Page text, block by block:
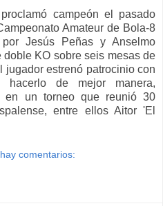
campeón el pasado
Amateur de Bola-8
Jesús Peñas y Anselmo
KO sobre seis mesas de
jugador estrenó patrocinio con
de mejor manera,
en un torneo que reunió 30
entre ellos Aitor 'El
comentarios: